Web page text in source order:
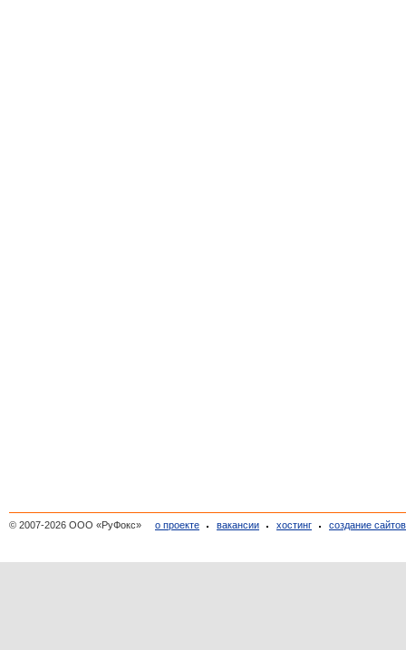
© 2007-2026 ООО «РуФокс» о проекте вакансии хостинг создание сайтов